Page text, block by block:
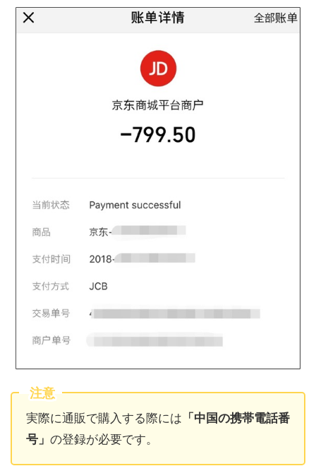
注意
実際に通販で購入する際には 「中国の携帯電話番
号」 の登録が必要です。